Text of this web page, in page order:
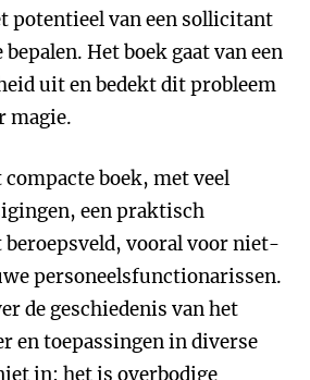
potentieel van een sollicitant
Het boek gaat van een
uit en bedekt dit probleem
magie.
boek, met veel
een praktisch
vooral voor niet-
personeelsfunctionarissen.
de geschiedenis van het
en toepassingen in diverse
in: het is overbodige